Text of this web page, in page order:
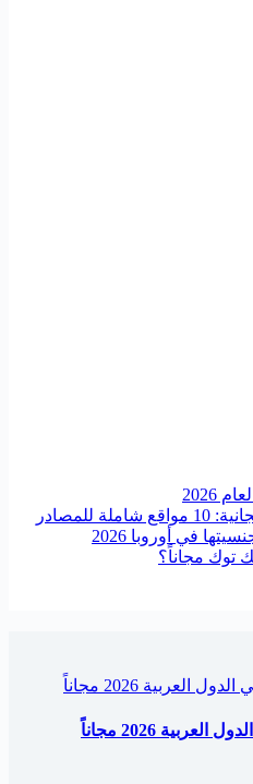
للمصادر
في أوروبا 2026
توك مجاناً؟